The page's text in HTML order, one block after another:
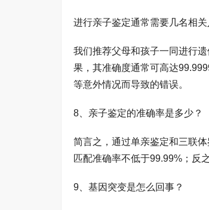
进行亲子鉴定通常需要几名相关
我们推荐父母和孩子一同进行
果，其准确度通常可高达
等意外情况而导致的错误。
8、亲子鉴定的准确率是多少？
简言之，通过单亲鉴定和三联
匹配准确率不低于99.99%；反
9、基因突变是怎么回事？